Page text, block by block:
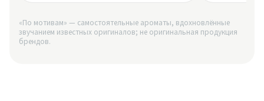
«По мотивам» — самостоятельные ароматы, вдохновлённые
звучанием известных оригиналов; не оригинальная продукция
брендов.